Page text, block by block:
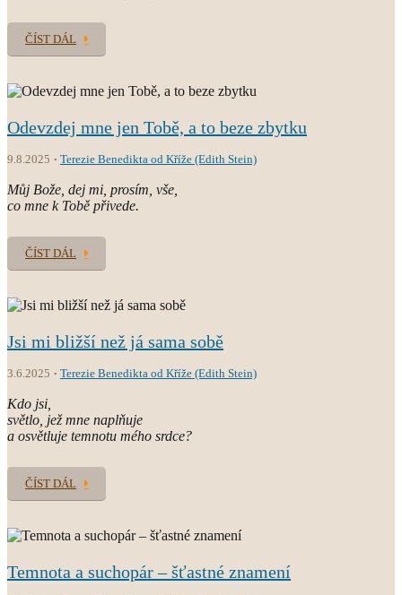
ČÍST DÁL
Odevzdej mne jen Tobě, a to beze zbytku
9.8.2025 Terezie Benedikta od Kříže (Edith Stein)
Můj Bože, dej mi, prosím, vše,
co mne k Tobě přivede.
ČÍST DÁL
Jsi mi bližší než já sama sobě
3.6.2025 Terezie Benedikta od Kříže (Edith Stein)
Kdo jsi,
světlo, jež mne naplňuje
a osvětluje temnotu mého srdce?
ČÍST DÁL
Temnota a suchopár – šťastné znamení